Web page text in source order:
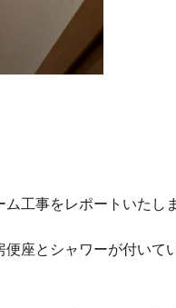
工事をレポートいたし
座とシャワーが付いて